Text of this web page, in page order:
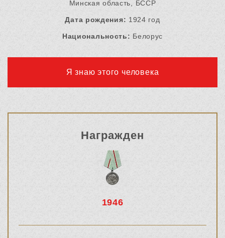
Минская область, БССР
Дата рождения: 1924 год
Национальность: Белорус
Я знаю этого человека
Награжден
1946